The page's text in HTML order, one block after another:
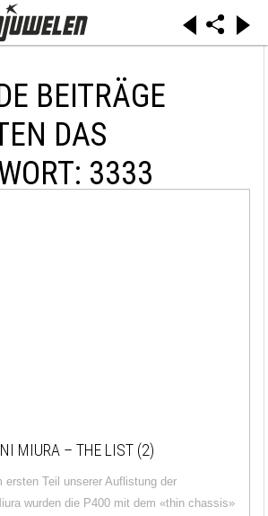
BEITRÄGE
DAS
3333
MIURA – THE LIST (2)
ersten Teil unserer Auflistung der
wurden die P400 mit dem «thin chassis»